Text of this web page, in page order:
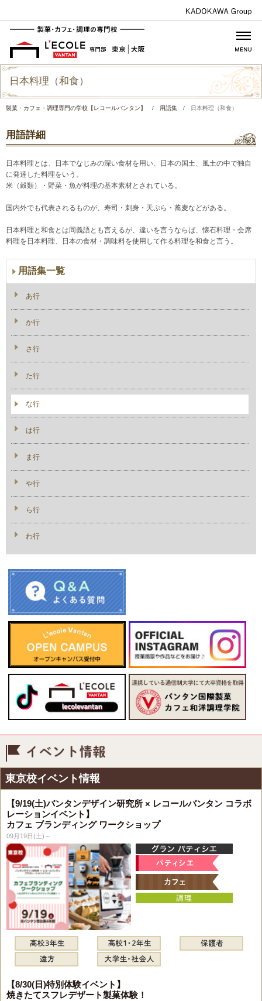
日本料理（和食）
製菓・カフェ・調理専門の学校【レコールバンタン】 / 用語集 / 日本料理（和食）
用語詳細
日本料理とは、日本でなじみの深い食材を用い、日本の国土、風土の中で独自
に発達した料理をいう。
米（穀類）・野菜・魚が料理の基本素材とされている。
国内外でも代表されるものが、寿司・刺身・天ぷら・蕎麦などがある。
日本料理と和食とは同義語とも言えるが、違いを言うならば、懐石料理・会席
料理を日本料理、日本の食材・調味料を使用して作る料理を和食と言う。
用語集一覧
あ行
か行
さ行
た行
な行
は行
ま行
や行
ら行
わ行
東京校イベント情報
【9/19(土)バンタンデザイン研究所 × レコールバンタン コラボ
レーションイベント】
カフェ ブランディング ワークショップ
09月19日(土)～
【8/30(日)特別体験イベント】
焼きたてスフレデザート製菓体験！